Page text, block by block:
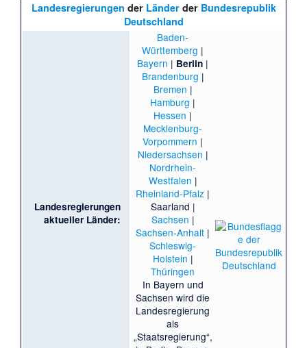
Landesregierungen der Länderder Bundesrepublik
Deutschland
Landesregierungen
aktueller Länder:
Baden-
Württemberg |
Bayern | Berlin |
Brandenburg |
Bremen |
Hamburg |
Hessen |
Mecklenburg-
Vorpommern |
Niedersachsen |
Nordrhein-
Westfalen |
Rheinland-Pfalz |
Saarland |
Sachsen |
Sachsen-Anhalt |
Schleswig-
Holstein |
Thüringen
In Bayern und
Sachsen wird die
Landesregierung
als
„Staatsregierung“,